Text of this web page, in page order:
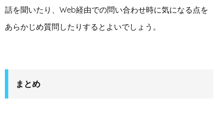
話を聞いたり、Web経由での問い合わせ時に気になる点を
あらかじめ質問したりするとよいでしょう。
まとめ